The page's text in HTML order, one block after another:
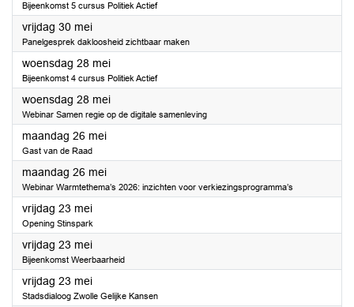
Bijeenkomst 5 cursus Politiek Actief
vrijdag 30 mei2025
Panelgesprek dakloosheid zichtbaar maken
woensdag 28 mei2025
Bijeenkomst 4 cursus Politiek Actief
woensdag 28 mei2025
Webinar Samen regie op de digitale samenleving
maandag 26 mei2025
Gast van de Raad
maandag 26 mei2025
Webinar Warmtethema’s 2026: inzichten voor verkiezingsprogramma’s
vrijdag 23 mei2025
Opening Stinspark
vrijdag 23 mei2025
Bijeenkomst Weerbaarheid
vrijdag 23 mei2025
Stadsdialoog Zwolle Gelijke Kansen